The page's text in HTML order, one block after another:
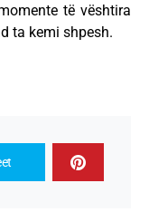
të vështira
ta kemi shpesh.